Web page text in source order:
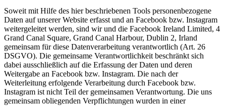
Soweit mit Hilfe des hier beschriebenen Tools personenbezogene
Daten auf unserer Website erfasst und an Facebook bzw. Instagram
weitergeleitet werden, sind wir und die Facebook Ireland Limited, 4
Grand Canal Square, Grand Canal Harbour, Dublin 2, Irland
gemeinsam für diese Datenverarbeitung verantwortlich (Art. 26
DSGVO). Die gemeinsame Verantwortlichkeit beschränkt sich
dabei ausschließlich auf die Erfassung der Daten und deren
Weitergabe an Facebook bzw. Instagram. Die nach der
Weiterleitung erfolgende Verarbeitung durch Facebook bzw.
Instagram ist nicht Teil der gemeinsamen Verantwortung. Die uns
gemeinsam obliegenden Verpflichtungen wurden in einer